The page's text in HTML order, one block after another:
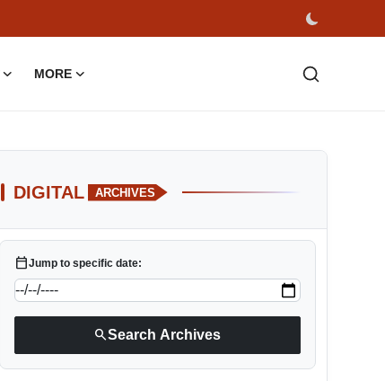
MORE
DIGITAL ARCHIVES
calendar_todayJump to specific date:
searchSearch Archives